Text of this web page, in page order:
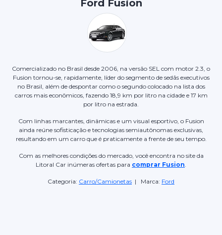
Ford Fusion
Comercializado no Brasil desde 2006, na versão SEL com motor 2.3, o
Fusion tornou-se, rapidamente, líder do segmento de sedãs executivos
no Brasil, além de despontar como o segundo colocado na lista dos
carros mais econômicos, fazendo 18,9 km por litro na cidade e 17 km
por litro na estrada.
Com linhas marcantes, dinâmicas e um visual esportivo, o Fusion
ainda reúne sofisticação e tecnologias semiautônomas exclusivas,
resultando em um carro que é praticamente a frente de seu tempo.
Com as melhores condições do mercado, você encontra no site da
Litoral Car inúmeras ofertas para comprar Fusion
Categoria: Carro/Camionetas | Marca: Ford